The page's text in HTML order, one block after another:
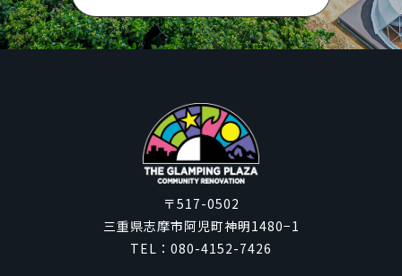
〒517-0502
三重県志摩市阿児町神明1480−1
TEL： 080-4152-7426